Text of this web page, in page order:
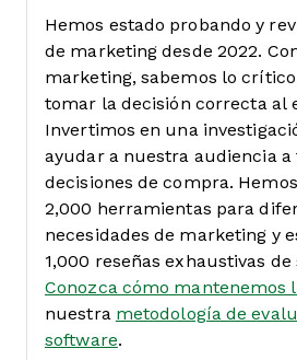
Hemos estado probando y
de marketing desde 2022.
marketing, sabemos lo
tomar la decisión correcta al
Invertimos en una
ayudar a nuestra audiencia
decisiones de compra.
2,000 herramientas para
necesidades de marketing y
1,000 reseñas exhaustivas de
Conozca cómo mantenemos
nuestra metodología de
software.